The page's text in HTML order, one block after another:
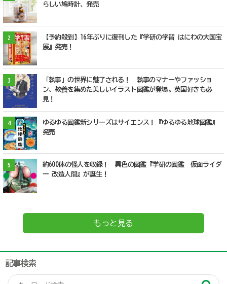
らしい鳩時計、発売
2
【予約殺到】16年ぶりに復刊した『学研の学習 はにわの大国宝
展』発売！
3
「執事」の世界に魅了される！ 執事のマナーやファッショ
ン、教養を集めた美しいイラスト図鑑が登場。英国好きも必
見！
4
ゆるゆる図鑑新シリーズはサイエンス！『ゆるゆる地球図鑑』
発売
5
約600体の怪人を収録！ 異色の図鑑『学研の図鑑 仮面ライダ
ー 改造人間』が誕生！
もっと見る
記事検索